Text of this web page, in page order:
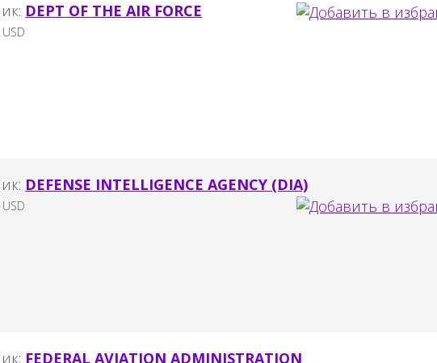
DEPT OF THE AIR FORCE
DEFENSE INTELLIGENCE AGENCY (DIA)
FEDERAL AVIATION ADMINISTRATION